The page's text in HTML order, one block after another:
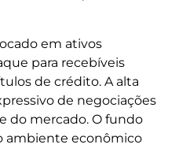
em ativos
para recebíveis
de crédito. A alta
de negociações
do mercado. O fundo
ambiente econômico